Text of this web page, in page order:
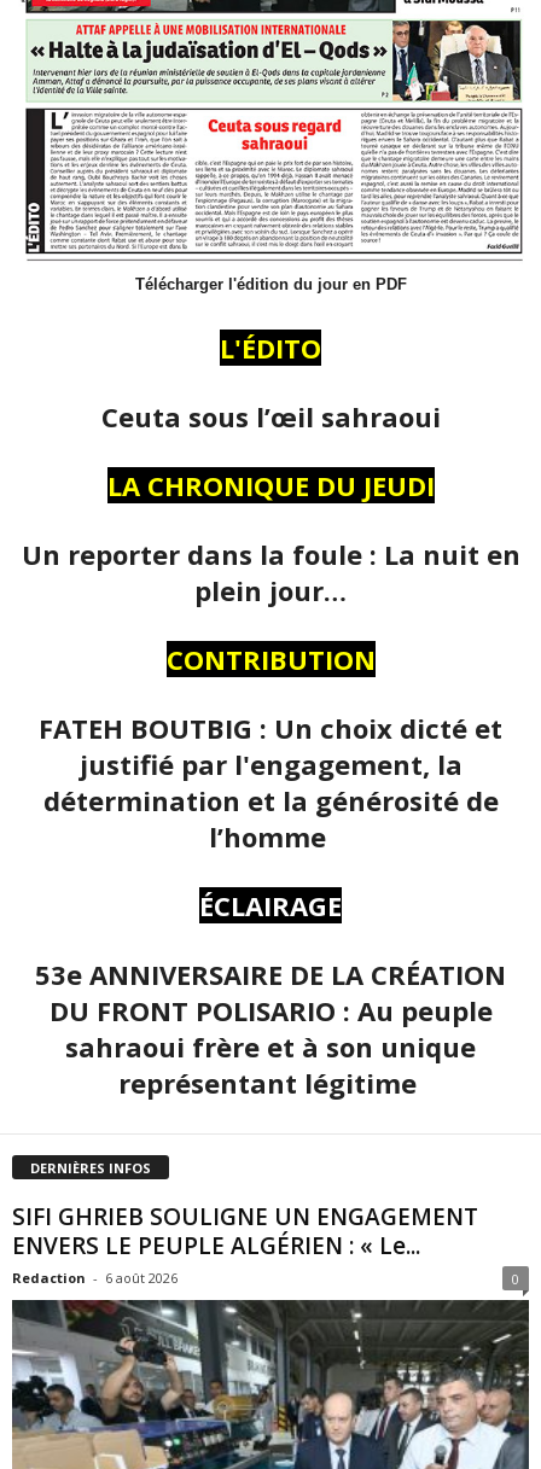
Télécharger l'édition du jour en PDF
L'ÉDITO
Ceuta sous l’œil sahraoui
LA CHRONIQUE DU JEUDI
Un reporter dans la foule : La nuit en
plein jour…
CONTRIBUTION
FATEH BOUTBIG : Un choix dicté et
justifié par l'engagement, la
détermination et la générosité de
l’homme
ÉCLAIRAGE
53e ANNIVERSAIRE DE LA CRÉATION
DU FRONT POLISARIO : Au peuple
sahraoui frère et à son unique
représentant légitime
DERNIÈRES INFOS
SIFI GHRIEB SOULIGNE UN ENGAGEMENT
ENVERS LE PEUPLE ALGÉRIEN : « Le...
Redaction - 6 août 2026 0